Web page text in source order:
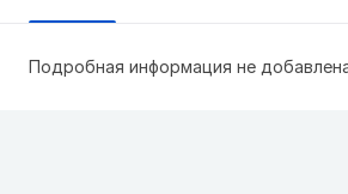
Подробная информация не